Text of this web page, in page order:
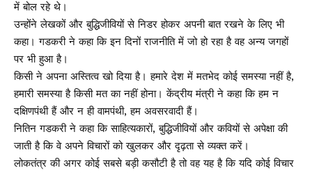
में बोल रहे थे।
उन्होंने लेखकों और बुद्धिजीवियों से निडर होकर अपनी बात रखने के लिए भी
कहा। गडकरी ने कहा कि इन दिनों राजनीति में जो हो रहा है वह अन्य जगहों
पर भी हुआ है।
किसी ने अपना अस्तित्व खो दिया है। हमारे देश में मतभेद कोई समस्या नहीं है,
हमारी समस्या है किसी मत का नहीं होना। केंद्रीय मंत्री ने कहा कि हम न
दक्षिणपंथी हैं और न ही वामपंथी, हम अवसरवादी हैं।
नितिन गडकरी ने कहा कि साहित्यकारों, बुद्धिजीवियों और कवियों से अपेक्षा की
जाती है कि वे अपने विचारों को खुलकर और दृढ़ता से व्यक्त करें।
लोकतंत्र की अगर कोई सबसे बड़ी कसौटी है तो वह यह है कि यदि कोई विचार